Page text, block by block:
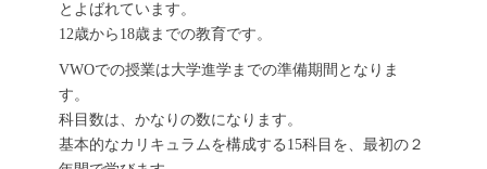
とよばれています。
12歳から18歳までの教育です。
VWOでの授業は大学進学までの準備期間となりま
す。
科目数は、かなりの数になります。
基本的なカリキュラムを構成する15科目を、最初の２